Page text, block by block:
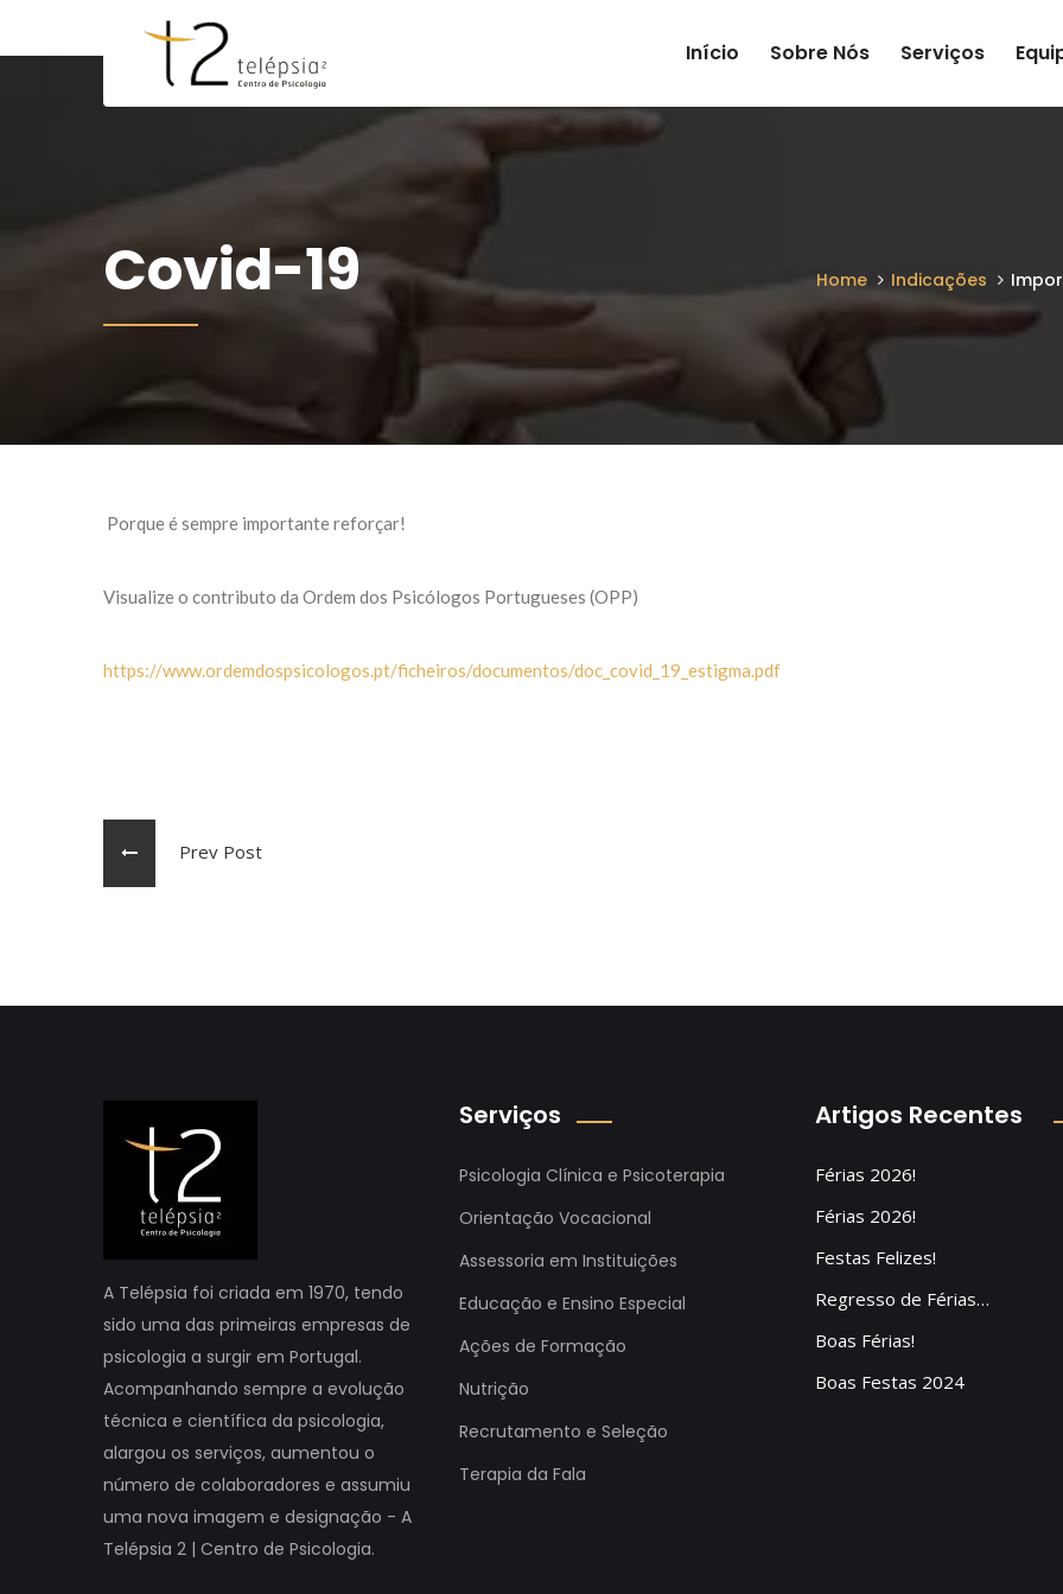
Início Sobre Nós Serviços
Covid-19 Home Indicações
Porque é sempre importante reforçar!
Visualize o contributo da Ordem dos Psicólogos Portugueses (OPP)
https://www.ordemdospsicologos.pt/ficheiros/documentos/doc_covid_19_estigma.pdf
Prev Post
A Telépsia foi criada em 1970, tendo
sido uma das primeiras empresas de
psicologia a surgir em Portugal.
Acompanhando sempre a evolução
técnica e científica da psicologia,
alargou os serviços, aumentou o
número de colaboradores e assumiu
uma nova imagem e designação - A
Telépsia 2 | Centro de Psicologia.
Serviços
Psicologia Clínica e Psicoterapia
Orientação Vocacional
Assessoria em Instituições
Educação e Ensino Especial
Ações de Formação
Nutrição
Recrutamento e Seleção
Terapia da Fala
Artigos Recentes
Férias 2026!
Férias 2026!
Festas Felizes!
Regresso de Férias…
Boas Férias!
Boas Festas 2024